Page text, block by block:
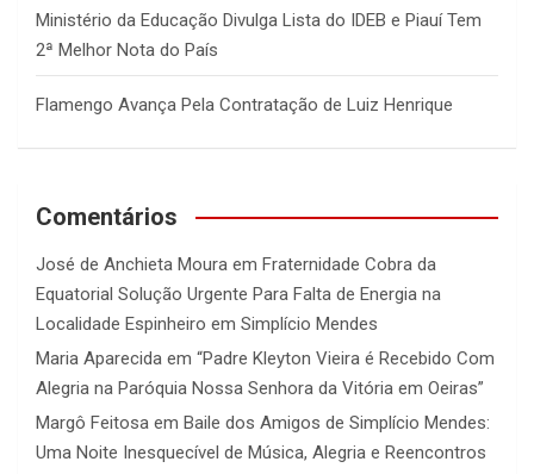
Ministério da Educação Divulga Lista do IDEB e Piauí Tem
2ª Melhor Nota do País
Flamengo Avança Pela Contratação de Luiz Henrique
Comentários
José de Anchieta Moura em Fraternidade Cobra da
Equatorial Solução Urgente Para Falta de Energia na
Localidade Espinheiro em Simplício Mendes
Maria Aparecida em “Padre Kleyton Vieira é Recebido Com
Alegria na Paróquia Nossa Senhora da Vitória em Oeiras”
Margô Feitosa em Baile dos Amigos de Simplício Mendes:
Uma Noite Inesquecível de Música, Alegria e Reencontros